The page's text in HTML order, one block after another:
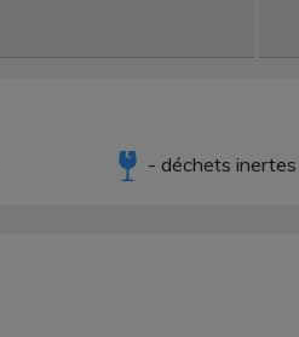
- déchets inertes